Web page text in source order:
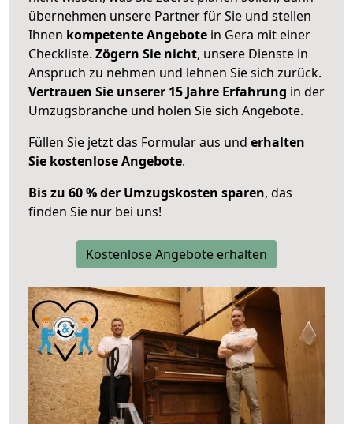
übernehmen unsere Partner für Sie und stellen
Ihnen kompetente Angebote in Gera mit einer
Checkliste. Zögern Sie nicht, unsere Dienste in
Anspruch zu nehmen und lehnen Sie sich zurück.
Vertrauen Sie unserer 15 Jahre Erfahrung in der
Umzugsbranche und holen Sie sich Angebote.
Füllen Sie jetzt das Formular aus und erhalten
Sie kostenlose Angebote.
Bis zu 60 % der Umzugskosten sparen, das
finden Sie nur bei uns!
Kostenlose Angebote erhalten